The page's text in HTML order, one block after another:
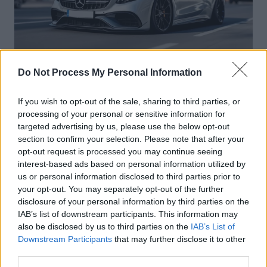
Do Not Process My Personal Information
If you wish to opt-out of the sale, sharing to third parties, or
processing of your personal or sensitive information for
targeted advertising by us, please use the below opt-out
section to confirm your selection. Please note that after your
opt-out request is processed you may continue seeing
interest-based ads based on personal information utilized by
us or personal information disclosed to third parties prior to
your opt-out. You may separately opt-out of the further
disclosure of your personal information by third parties on the
IAB’s list of downstream participants. This information may
also be disclosed by us to third parties on the IAB’s List of
Downstream Participants that may further disclose it to other
Sécurité Automobile
flashée à 221 km/h
Auto Pour Vous 5 août 2026 0